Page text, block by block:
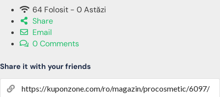
64 Folosit - 0 Astăzi
Share
Email
0 Comments
Share it with your friends